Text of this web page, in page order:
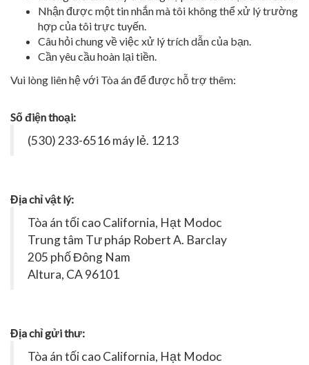
Nhận được một tin nhắn mà tôi không thể xử lý trường
hợp của tôi trực tuyến.
Câu hỏi chung về việc xử lý trích dẫn của bạn.
Cần yêu cầu hoàn lại tiền.
Vui lòng liên hệ với Tòa án để được hỗ trợ thêm:
Số điện thoại:
(530) 233-6516 máy lẻ. 1213
Địa chỉ vật lý:
Tòa án tối cao California, Hạt Modoc
Trung tâm Tư pháp Robert A. Barclay
205 phố Đông Nam
Altura, CA 96101
Địa chỉ gửi thư:
Tòa án tối cao California, Hạt Modoc